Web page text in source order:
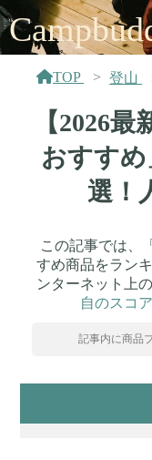
TOP 登山
【2026
おすす
選！
この記事では、
すめ商品をラン
ンターネット上
自のスコア
記事内に商品